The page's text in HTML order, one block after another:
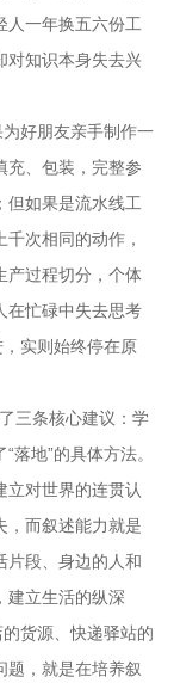
人一年换五六份工
对知识本身失去兴
好朋友亲手制作一
充、包装，完整参
但如果是流水线工
次相同的动作，
产过程切分，个体
在忙碌中失去思考
实则始终停在原
三条核心建议：学
地”的具体方法。
立对世界的连贯认
，而叙述能力就是
段、身边的人和
建立生活的纵深
货源、快递驿站的
题，就是在培养叙